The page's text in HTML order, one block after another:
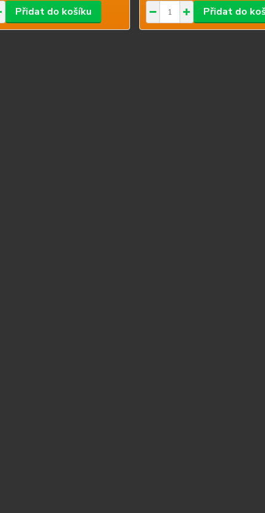
Přidat do košíku Přidat do